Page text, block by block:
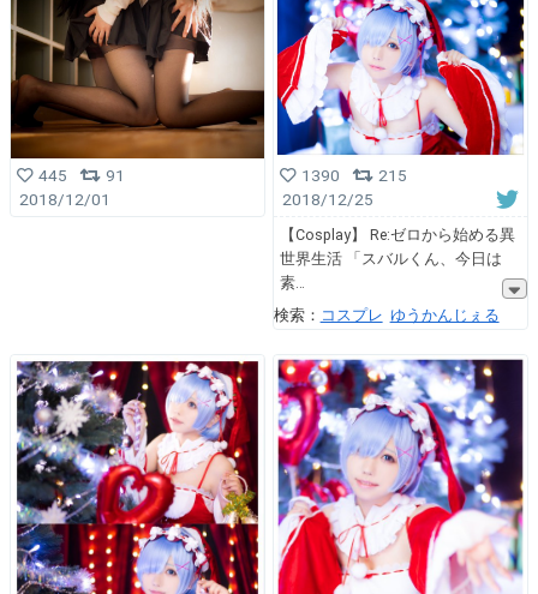
445
91
2018/12/01
1390
215
2018/12/25
【Cosplay】 Re:ゼロから始める異
世界生活 「スバルくん、今日は
素
検索： コスプレ ゆうかんじぇる